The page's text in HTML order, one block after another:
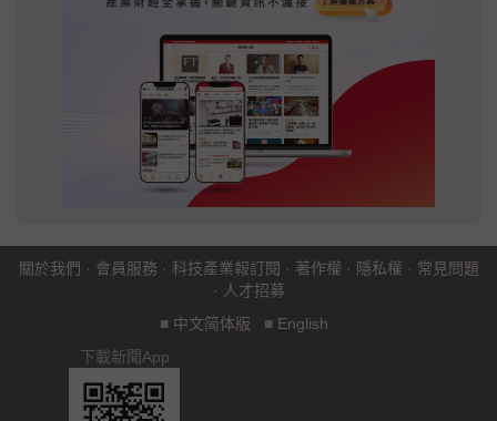
關於我們 · 會員服務 · 科技產業報訂閱 · 著作權 · 隱私權 · 常見問題
· 人才招募
■ 中文简体版 ■ English
下載新聞App